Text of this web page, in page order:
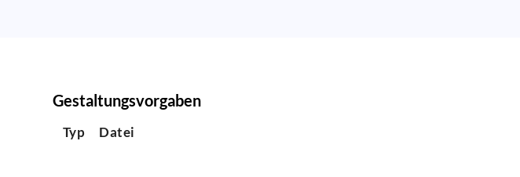
Gestaltungsvorgaben
Typ Datei